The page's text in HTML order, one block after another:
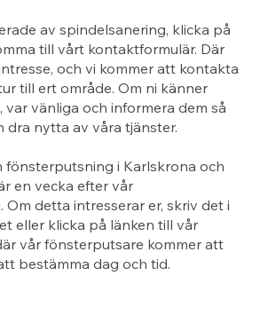
av spindelsanering, klicka på
till vårt kontaktformulär. Där
och vi kommer att kontakta
till ert område. Om ni känner
var vänliga och informera dem så
dra nytta av våra tjänster.
fönsterputsning i Karlskrona och
en vecka efter vår
Om detta intresserar er, skriv det i
eller klicka på länken till vår
vår fönsterputsare kommer att
bestämma dag och tid.